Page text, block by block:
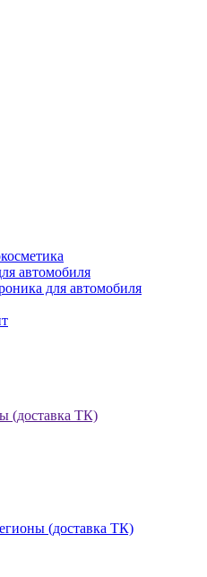
автомобиля
для автомобиля
(доставка ТК)
(доставка ТК)